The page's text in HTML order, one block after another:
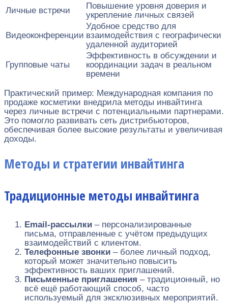
Личные встречи
Повышение уровня доверия и
укрепление личных связей
Видеоконференции
Удобное средство для
взаимодействия с географически
удаленной аудиторией
Групповые чаты
Эффективность в обсуждении и
координации задач в реальном
времени
Практический пример: Международная компания по
продаже косметики внедрила методы инвайтинга
через личные встречи с потенциальными партнерами.
Это помогло развивать сеть дистрибьюторов,
обеспечивая более высокие результаты и увеличивая
доходы.
Методы и стратегии инвайтинга
Традиционные методы инвайтинга
Email-рассылки – персонализированные
письма, отправленные с учётом предыдущих
взаимодействий с клиентом.
Телефонные звонки – более личный подход,
который может значительно повысить
эффективность ваших приглашений.
Письменные приглашения – традиционный, но
всё ещё работающий способ, часто
используемый для эксклюзивных мероприятий.